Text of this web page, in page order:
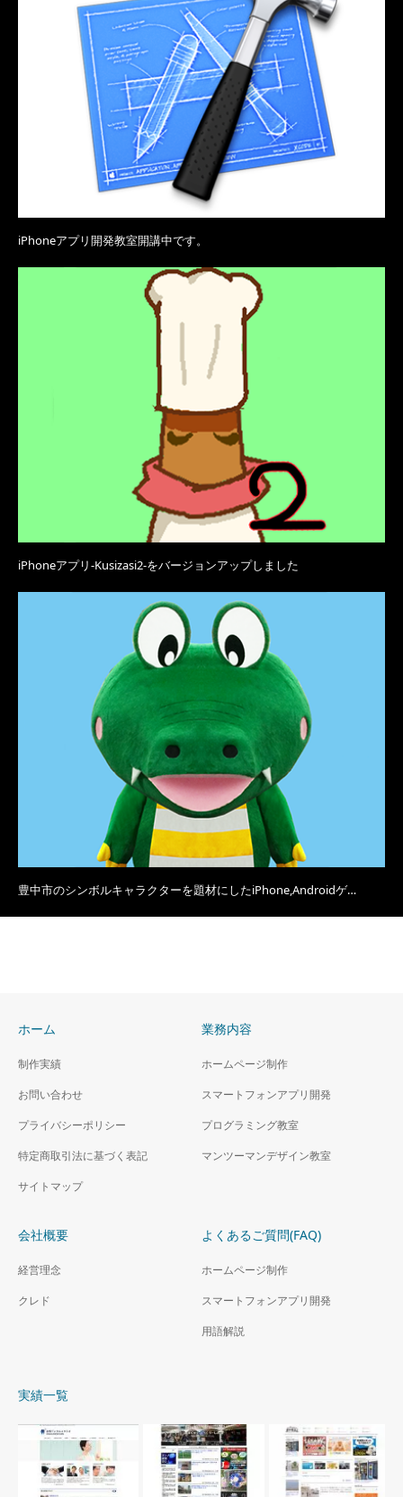
iPhoneアプリ開発教室開講中です。
iPhoneアプリ-Kusizasi2-をバージョンアップしました
豊中市のシンボルキャラクターを題材にしたiPhone,Androidゲ…
ホーム
制作実績
お問い合わせ
プライバシーポリシー
特定商取引法に基づく表記
サイトマップ
業務内容
ホームページ制作
スマートフォンアプリ開発
プログラミング教室
マンツーマンデザイン教室
会社概要
経営理念
クレド
よくあるご質問(FAQ)
ホームページ制作
スマートフォンアプリ開発
用語解説
実績一覧